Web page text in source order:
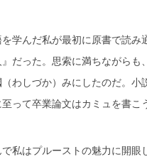
学んだ私が最初に原書で読み
』だった。思索に満ちながら
わしづか）みにしたのだ。小
って卒業論文はカミュを書こ
私はプルーストの魅力に開眼